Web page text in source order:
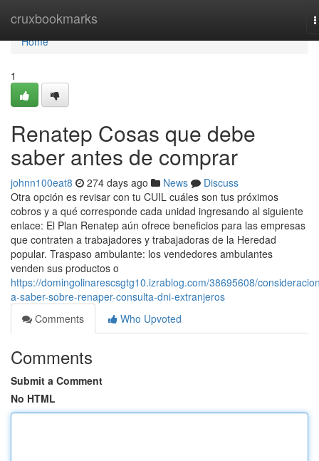
cruxbookmarks
Home
Home
1
Renatep Cosas que debe
saber antes de comprar
johnn100eat8 274 days ago News
Discuss
Otra opción es revisar con tu CUIL cuáles son tus próximos
cobros y a qué corresponde cada unidad ingresando al siguiente
enlace: El Plan Renatep aún ofrece beneficios para las empresas
que contraten a trabajadores y trabajadoras de la Heredad
popular. Traspaso ambulante: los vendedores ambulantes
venden sus productos o
https://domingolinarescsgtg10.izrablog.com/38695608/
a-saber-sobre-renaper-consulta-dni-extranjeros
Comments
Who Upvoted
Comments
Submit a Comment
No HTML